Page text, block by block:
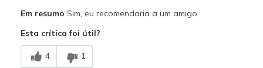
Stylish
Em resumo Sim, eu recomendaria a um amigo
Esta crítica foi útil?
4 1